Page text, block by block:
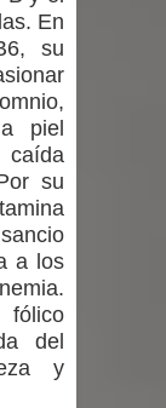
En
su
piel
caída
su
a los
del
y